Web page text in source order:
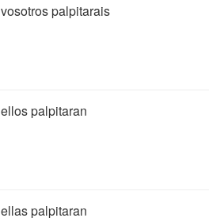
vosotros palpitarais
ellos palpitaran
ellas palpitaran